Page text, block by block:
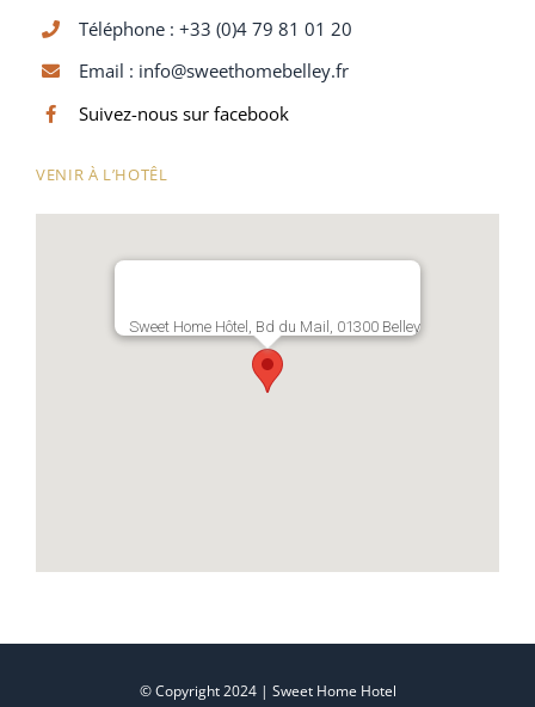
Téléphone : +33 (0)4 79 81 01 20
Email : info@sweethomebelley.fr
Suivez-nous sur facebook
VENIR À L’HOTÊL
Sweet Home Hôtel, Bd du Mail, 01300 Belley
© Copyright 2024 | Sweet Home Hotel